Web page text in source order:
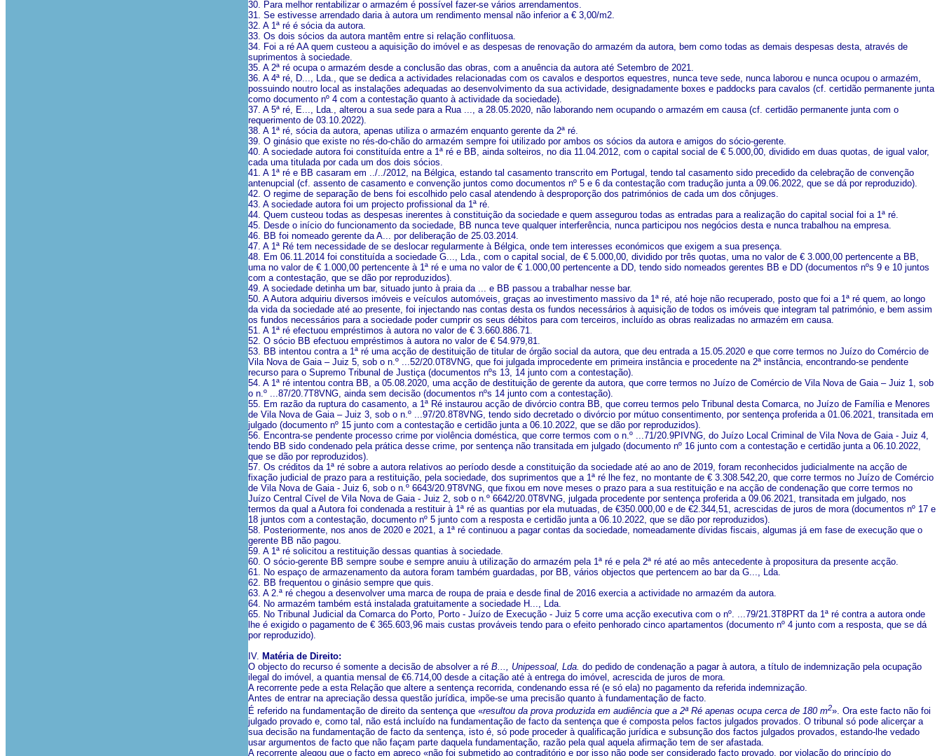
30. Para melhor rentabilizar o armazém é possível fazer-se vários arrendamentos.
31. Se estivesse arrendado daria à autora um rendimento mensal não inferior a € 3,00/m2.
32. A 1ª ré é sócia da autora.
33. Os dois sócios da autora mantêm entre si relação conflituosa.
34. Foi a ré AA quem custeou a aquisição do imóvel e as despesas de renovação do armazém da autora, bem como todas as demais despesas desta, através de
suprimentos à sociedade.
35. A 2ª ré ocupa o armazém desde a conclusão das obras, com a anuência da autora até Setembro de 2021.
36. A 4ª ré, D..., Lda., que se dedica a actividades relacionadas com os cavalos e desportos equestres, nunca teve sede, nunca laborou e nunca ocupou o armazém,
possuindo noutro local as instalações adequadas ao desenvolvimento da sua actividade, designadamente boxes e paddocks para cavalos (cf. certidão permanente junta
como documento nº 4 com a contestação quanto à actividade da sociedade).
37. A 5ª ré, E..., Lda., alterou a sua sede para a Rua ..., a 28.05.2020, não laborando nem ocupando o armazém em causa (cf. certidão permanente junta com o
requerimento de 03.10.2022).
38. A 1ª ré, sócia da autora, apenas utiliza o armazém enquanto gerente da 2ª ré.
39. O ginásio que existe no rés-do-chão do armazém sempre foi utilizado por ambos os sócios da autora e amigos do sócio-gerente.
40. A sociedade autora foi constituída entre a 1ª ré e BB, ainda solteiros, no dia 11.04.2012, com o capital social de € 5.000,00, dividido em duas quotas, de igual valor,
cada uma titulada por cada um dos dois sócios.
41. A 1ª ré e BB casaram em ../../2012, na Bélgica, estando tal casamento transcrito em Portugal, tendo tal casamento sido precedido da celebração de convenção
antenupcial (cf. assento de casamento e convenção juntos como documentos nº 5 e 6 da contestação com tradução junta a 09.06.2022, que se dá por reproduzido).
42. O regime de separação de bens foi escolhido pelo casal atendendo à desproporção dos patrimónios de cada um dos cônjuges.
43. A sociedade autora foi um projecto profissional da 1ª ré.
44. Quem custeou todas as despesas inerentes à constituição da sociedade e quem assegurou todas as entradas para a realização do capital social foi a 1ª ré.
45. Desde o início do funcionamento da sociedade, BB nunca teve qualquer interferência, nunca participou nos negócios desta e nunca trabalhou na empresa.
46. BB foi nomeado gerente da A... por deliberação de 25.03.2014.
47. A 1ª Ré tem necessidade de se deslocar regularmente à Bélgica, onde tem interesses económicos que exigem a sua presença.
48. Em 06.11.2014 foi constituída a sociedade G..., Lda., com o capital social, de € 5.000,00, dividido por três quotas, uma no valor de € 3.000,00 pertencente a BB,
uma no valor de € 1.000,00 pertencente à 1ª ré e uma no valor de € 1.000,00 pertencente a DD, tendo sido nomeados gerentes BB e DD (documentos nºs 9 e 10 juntos
com a contestação, que se dão por reproduzidos).
49. A sociedade detinha um bar, situado junto à praia da ... e BB passou a trabalhar nesse bar.
50. A Autora adquiriu diversos imóveis e veículos automóveis, graças ao investimento massivo da 1ª ré, até hoje não recuperado, posto que foi a 1ª ré quem, ao longo
da vida da sociedade até ao presente, foi injectando nas contas desta os fundos necessários à aquisição de todos os imóveis que integram tal património, e bem assim
os fundos necessários para a sociedade poder cumprir os seus débitos para com terceiros, incluído as obras realizadas no armazém em causa.
51. A 1ª ré efectuou empréstimos à autora no valor de € 3.660.886.71.
52. O sócio BB efectuou empréstimos à autora no valor de € 54.979,81.
53. BB intentou contra a 1ª ré uma acção de destituição de titular de órgão social da autora, que deu entrada a 15.05.2020 e que corre termos no Juízo do Comércio de
Vila Nova de Gaia – Juiz 5, sob o n.º ...52/20.0T8VNG, que foi julgada improcedente em primeira instância e procedente na 2ª instância, encontrando-se pendente
recurso para o Supremo Tribunal de Justiça (documentos nºs 13, 14 junto com a contestação).
54. A 1ª ré intentou contra BB, a 05.08.2020, uma acção de destituição de gerente da autora, que corre termos no Juízo de Comércio de Vila Nova de Gaia – Juiz 1, sob
o n.º ...87/20.7T8VNG, ainda sem decisão (documentos nºs 14 junto com a contestação).
55. Em razão da ruptura do casamento, a 1ª Ré instaurou acção de divórcio contra BB, que correu termos pelo Tribunal desta Comarca, no Juízo de Família e Menores
de Vila Nova de Gaia – Juiz 3, sob o n.º ...97/20.8T8VNG, tendo sido decretado o divórcio por mútuo consentimento, por sentença proferida a 01.06.2021, transitada em
julgado (documento nº 15 junto com a contestação e certidão junta a 06.10.2022, que se dão por reproduzidos).
56. Encontra-se pendente processo crime por violência doméstica, que corre termos com o n.º ...71/20.9PIVNG, do Juízo Local Criminal de Vila Nova de Gaia - Juiz 4,
tendo BB sido condenado pela prática desse crime, por sentença não transitada em julgado (documento nº 16 junto com a contestação e certidão junta a 06.10.2022,
que se dão por reproduzidos).
57. Os créditos da 1ª ré sobre a autora relativos ao período desde a constituição da sociedade até ao ano de 2019, foram reconhecidos judicialmente na acção de
fixação judicial de prazo para a restituição, pela sociedade, dos suprimentos que a 1ª ré lhe fez, no montante de € 3.308.542,20, que corre termos no Juízo de Comércio
de Vila Nova de Gaia - Juiz 6, sob o n.º 6643/20.9T8VNG, que fixou em nove meses o prazo para a sua restituição e na acção de condenação que corre termos no
Juízo Central Cível de Vila Nova de Gaia - Juiz 2, sob o n.º 6642/20.0T8VNG, julgada procedente por sentença proferida a 09.06.2021, transitada em julgado, nos
termos da qual a Autora foi condenada a restituir à 1ª ré as quantias por ela mutuadas, de €350.000,00 e de €2.344,51, acrescidas de juros de mora (documentos nº 17 e
18 juntos com a contestação, documento nº 5 junto com a resposta e certidão junta a 06.10.2022, que se dão por reproduzidos).
58. Posteriormente, nos anos de 2020 e 2021, a 1ª ré continuou a pagar contas da sociedade, nomeadamente dívidas fiscais, algumas já em fase de execução que o
gerente BB não pagou.
59. A 1ª ré solicitou a restituição dessas quantias à sociedade.
60. O sócio-gerente BB sempre soube e sempre anuiu à utilização do armazém pela 1ª ré e pela 2ª ré até ao mês antecedente à propositura da presente acção.
61. No espaço de armazenamento da autora foram também guardadas, por BB, vários objectos que pertencem ao bar da G..., Lda.
62. BB frequentou o ginásio sempre que quis.
63. A 2.ª ré chegou a desenvolver uma marca de roupa de praia e desde final de 2016 exercia a actividade no armazém da autora.
64. No armazém também está instalada gratuitamente a sociedade H..., Lda.
65. No Tribunal Judicial da Comarca do Porto, Porto - Juízo de Execução - Juiz 5 corre uma acção executiva com o nº. ...79/21.3T8PRT da 1ª ré contra a autora onde
lhe é exigido o pagamento de € 365.603,96 mais custas prováveis tendo para o efeito penhorado cinco apartamentos (documento nº 4 junto com a resposta, que se dá
por reproduzido).
IV. Matéria de Direito:
O objecto do recurso é somente a decisão de absolver a ré B..., Unipessoal, Lda. do pedido de condenação a pagar à autora, a título de indemnização pela ocupação
ilegal do imóvel, a quantia mensal de €6.714,00 desde a citação até à entrega do imóvel, acrescida de juros de mora.
A recorrente pede a esta Relação que altere a sentença recorrida, condenando essa ré (e só ela) no pagamento da referida indemnização.
Antes de entrar na apreciação dessa questão jurídica, impõe-se uma precisão quanto à fundamentação de facto.
É referido na fundamentação de direito da sentença que «resultou da prova produzida em audiência que a 2ª Ré apenas ocupa cerca de 180 m2». Ora este facto não foi
julgado provado e, como tal, não está incluído na fundamentação de facto da sentença que é composta pelos factos julgados provados. O tribunal só pode alicerçar a
sua decisão na fundamentação de facto da sentença, isto é, só pode proceder à qualificação jurídica e subsunção dos factos julgados provados, estando-lhe vedado
usar argumentos de facto que não façam parte daquela fundamentação, razão pela qual aquela afirmação tem de ser afastada.
A recorrente alegou que o facto em apreço «não foi submetido ao contraditório e por isso não pode ser considerado facto provado, por violação do princípio do